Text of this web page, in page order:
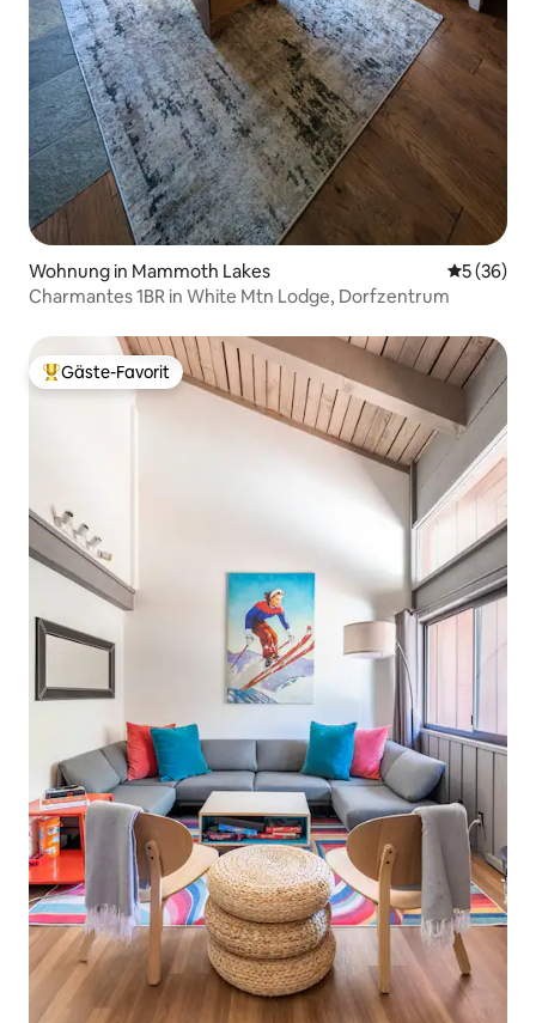
Wohnung in Mammoth Lakes
5 (36)
Charmantes 1BR in White Mtn Lodge, Dorfzentrum
Beliebter Gäste-Favorit.
Gäste-Favorit